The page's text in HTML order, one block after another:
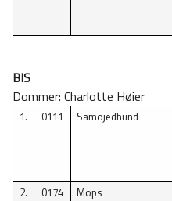
BIS
Dommer: Charlotte Høier
1. 0111 Samojedhund
2.
0174 Mops